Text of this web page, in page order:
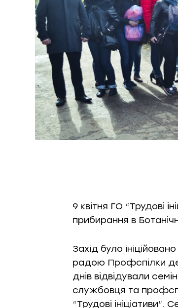
9 квітня ГО “Трудові
прибирання в
Захід було
радою Профспілки
днів відвідували
службовця та
“Трудові